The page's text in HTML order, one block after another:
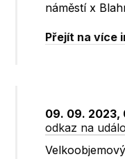
náměstí x
Přejít na více
09. 09. 2023,
odkaz na